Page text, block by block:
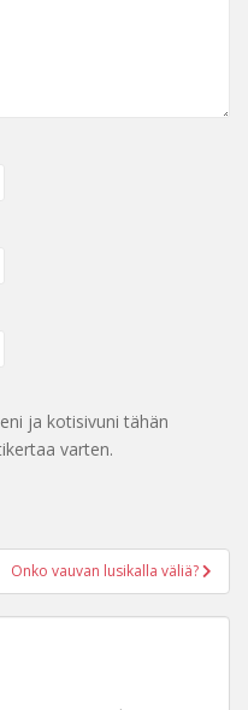
ja kotisivuni tähän
varten.
Onko vauvan lusikalla väliä?